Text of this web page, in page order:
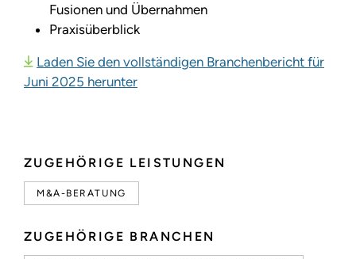
ZUGEHÖRIGE LEISTUNGEN
M&A-BERATUNG
ZUGEHÖRIGE BRANCHEN
Fusionen und Übernahmen
Praxisüberblick
Laden Sie den vollständigen Branchenbericht für
Juni 2025 herunter